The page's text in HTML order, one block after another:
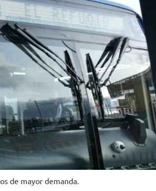
Foto:
de mayor demanda.